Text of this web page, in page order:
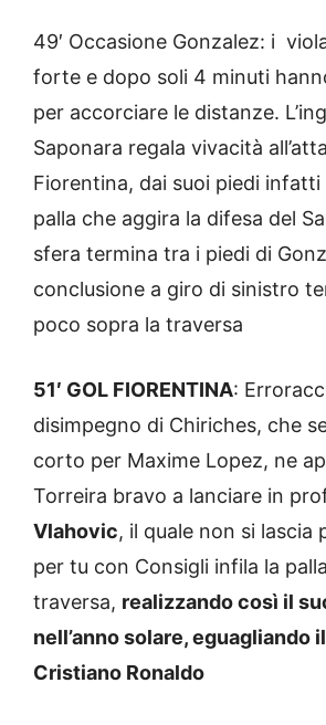
49′ Occasione Gonzalez: i
forte e dopo soli 4 minuti
per accorciare le distanze.
Saponara regala vivacità
Fiorentina, dai suoi piedi
palla che aggira la difesa del
sfera termina tra i piedi di
conclusione a giro di sinistro
poco sopra la traversa
51′ GOL FIORENTINA:
disimpegno di Chiriches, che
corto per Maxime Lopez, ne
Torreira bravo a lanciare in
Vlahovic, il quale non si lascia
per tu con Consigli infila la
traversa, realizzando così il
nell’anno solare, eguagliando
Cristiano Ronaldo